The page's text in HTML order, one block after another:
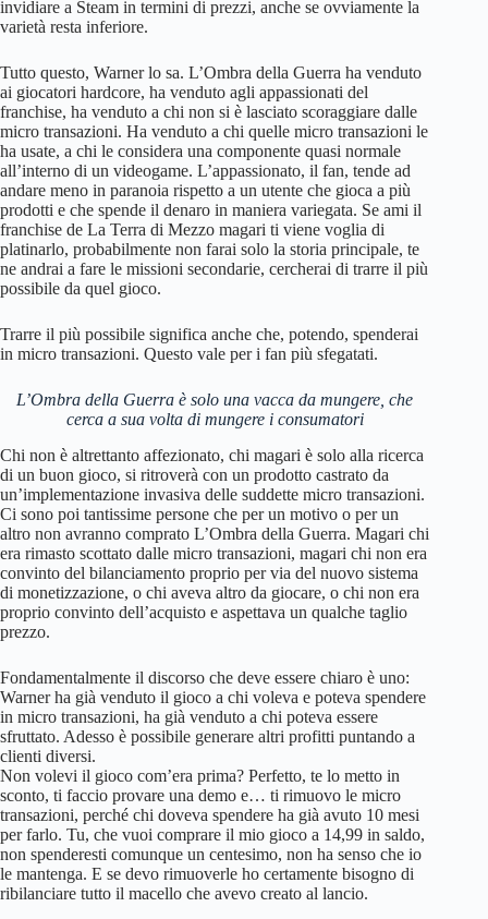
invidiare a Steam in termini di prezzi, anche se ovviamente la
varietà resta inferiore.
Tutto questo, Warner lo sa. L’Ombra della Guerra ha venduto
ai giocatori hardcore, ha venduto agli appassionati del
franchise, ha venduto a chi non si è lasciato scoraggiare dalle
micro transazioni. Ha venduto a chi quelle micro transazioni le
ha usate, a chi le considera una componente quasi normale
all’interno di un videogame. L’appassionato, il fan, tende ad
andare meno in paranoia rispetto a un utente che gioca a più
prodotti e che spende il denaro in maniera variegata. Se ami il
franchise de La Terra di Mezzo magari ti viene voglia di
platinarlo, probabilmente non farai solo la storia principale, te
ne andrai a fare le missioni secondarie, cercherai di trarre il più
possibile da quel gioco.
Trarre il più possibile significa anche che, potendo, spenderai
in micro transazioni. Questo vale per i fan più sfegatati.
L’Ombra della Guerra è solo una vacca da mungere, che
cerca a sua volta di mungere i consumatori
Chi non è altrettanto affezionato, chi magari è solo alla ricerca
di un buon gioco, si ritroverà con un prodotto castrato da
un’implementazione invasiva delle suddette micro transazioni.
Ci sono poi tantissime persone che per un motivo o per un
altro non avranno comprato L’Ombra della Guerra. Magari chi
era rimasto scottato dalle micro transazioni, magari chi non era
convinto del bilanciamento proprio per via del nuovo sistema
di monetizzazione, o chi aveva altro da giocare, o chi non era
proprio convinto dell’acquisto e aspettava un qualche taglio
prezzo.
Fondamentalmente il discorso che deve essere chiaro è uno:
Warner ha già venduto il gioco a chi voleva e poteva spendere
in micro transazioni, ha già venduto a chi poteva essere
sfruttato. Adesso è possibile generare altri profitti puntando a
clienti diversi.
Non volevi il gioco com’era prima? Perfetto, te lo metto in
sconto, ti faccio provare una demo e… ti rimuovo le micro
transazioni, perché chi doveva spendere ha già avuto 10 mesi
per farlo. Tu, che vuoi comprare il mio gioco a 14,99 in saldo,
non spenderesti comunque un centesimo, non ha senso che io
le mantenga. E se devo rimuoverle ho certamente bisogno di
ribilanciare tutto il macello che avevo creato al lancio.